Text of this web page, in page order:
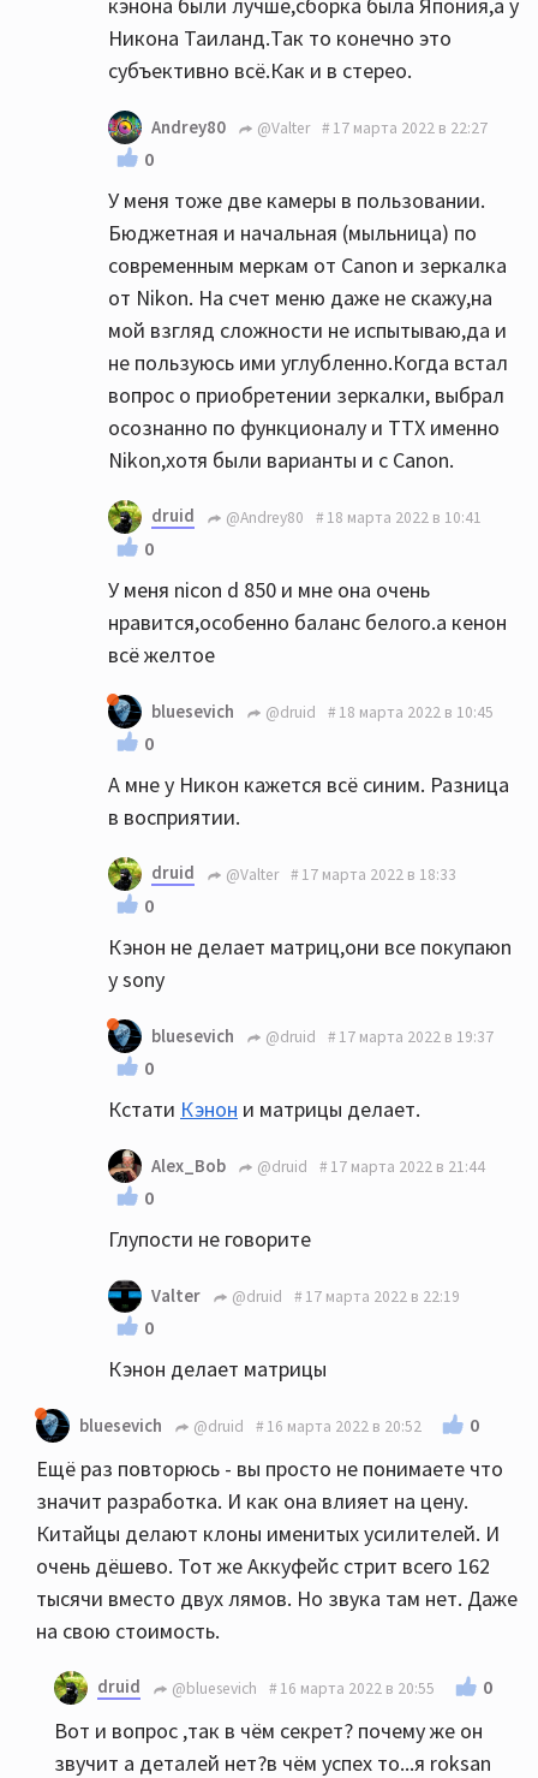
Никона Таиланд.Так то конечно это
субъективно всё.Как и в стерео.
Andrey80 @Valter 17 марта 2022 в 22:27
0
У меня тоже две камеры в пользовании.
Бюджетная и начальная (мыльница) по
современным меркам от Canon и зеркалка
от Nikon. На счет меню даже не скажу,на
мой взгляд сложности не испытываю,да и
не пользуюсь ими углубленно.Когда встал
вопрос о приобретении зеркалки, выбрал
осознанно по функционалу и ТТХ именно
Nikon,хотя были варианты и с Canon.
druid @Andrey80 18 марта 2022 в 10:41
0
У меня nicon d 850 и мне она очень
нравится,особенно баланс белого.а кенон
всё желтое
bluesevich @druid 18 марта 2022 в 10:45
0
А мне у Никон кажется всё синим. Разница
в восприятии.
druid @Valter 17 марта 2022 в 18:33
0
Кэнон не делает матриц,они все покупаюn
у sony
bluesevich @druid 17 марта 2022 в 19:37
0
Кстати Кэнон и матрицы делает.
Alex_Bob @druid 17 марта 2022 в 21:44
0
Глупости не говорите
Valter @druid 17 марта 2022 в 22:19
0
Кэнон делает матрицы
bluesevich @druid 16 марта 2022 в 20:52 0
Ещё раз повторюсь - вы просто не понимаете что
значит разработка. И как она влияет на цену.
Китайцы делают клоны именитых усилителей. И
очень дёшево. Тот же Аккуфейс стрит всего 162
тысячи вместо двух лямов. Но звука там нет. Даже
на свою стоимость.
druid @bluesevich 16 марта 2022 в 20:55 0
Вот и вопрос ,так в чём секрет? почему же он
звучит а деталей нет?в чём успех то...я roksan